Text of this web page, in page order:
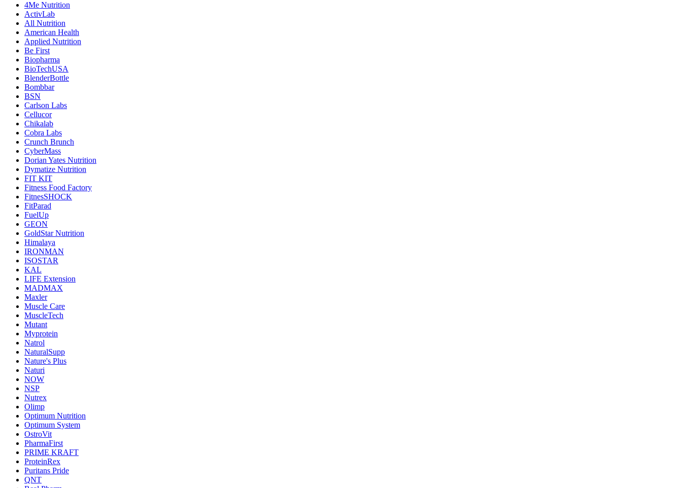
4Me Nutrition
ActivLab
All Nutrition
American Health
Applied Nutrition
Be First
Biopharma
BioTechUSA
BlenderBottle
Bombbar
BSN
Carlson Labs
Cellucor
Chikalab
Cobra Labs
Crunch Brunch
CyberMass
Dorian Yates Nutrition
Dymatize Nutrition
FIT KIT
Fitness Food Factory
FitnesSHOCK
FitParad
FuelUp
GEON
GoldStar Nutrition
Himalaya
IRONMAN
ISOSTAR
KAL
LIFE Extension
MADMAX
Maxler
Muscle Care
MuscleTech
Mutant
Myprotein
Natrol
NaturalSupp
Nature's Plus
Naturi
NOW
NSP
Nutrex
Olimp
Optimum Nutrition
Optimum System
OstroVit
PharmaFirst
PRIME KRAFT
ProteinRex
Puritans Pride
QNT